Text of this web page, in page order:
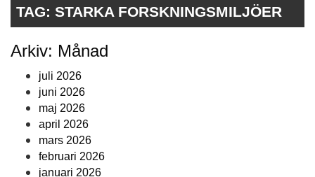
TAG: STARKA FORSKNINGSMILJÖER
Arkiv: Månad
juli 2026
juni 2026
maj 2026
april 2026
mars 2026
februari 2026
januari 2026